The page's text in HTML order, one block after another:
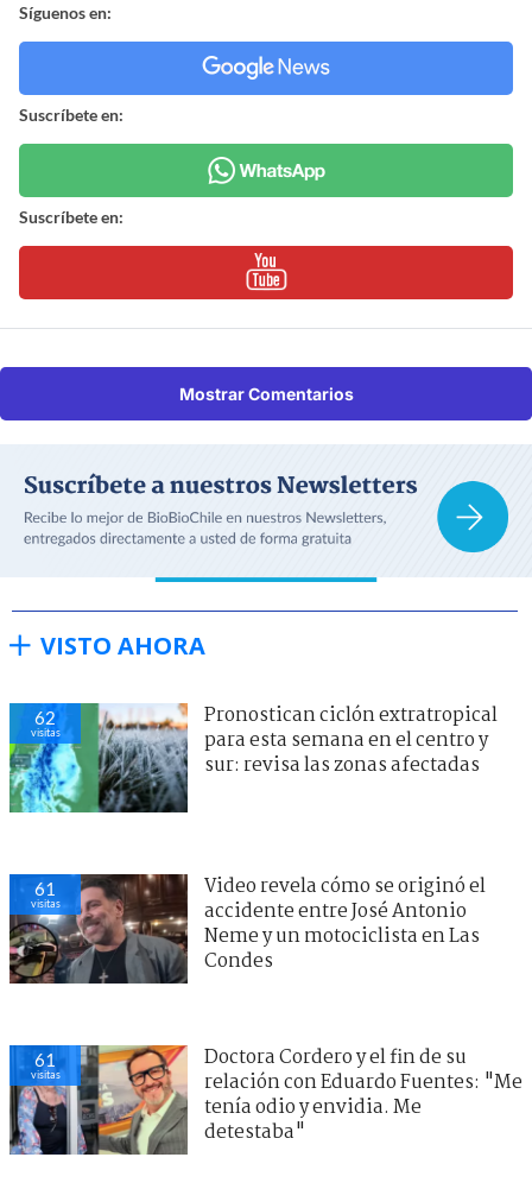
Síguenos en:
Suscríbete en:
Suscríbete en:
Mostrar Comentarios
VISTO AHORA
62
visitas
Pronostican ciclón extratropical
para esta semana en el centro y
sur: revisa las zonas afectadas
61
visitas
Video revela cómo se originó el
accidente entre José Antonio
Neme y un motociclista en Las
Condes
61
visitas
Doctora Cordero y el fin de su
relación con Eduardo Fuentes: "Me
tenía odio y envidia. Me
detestaba"